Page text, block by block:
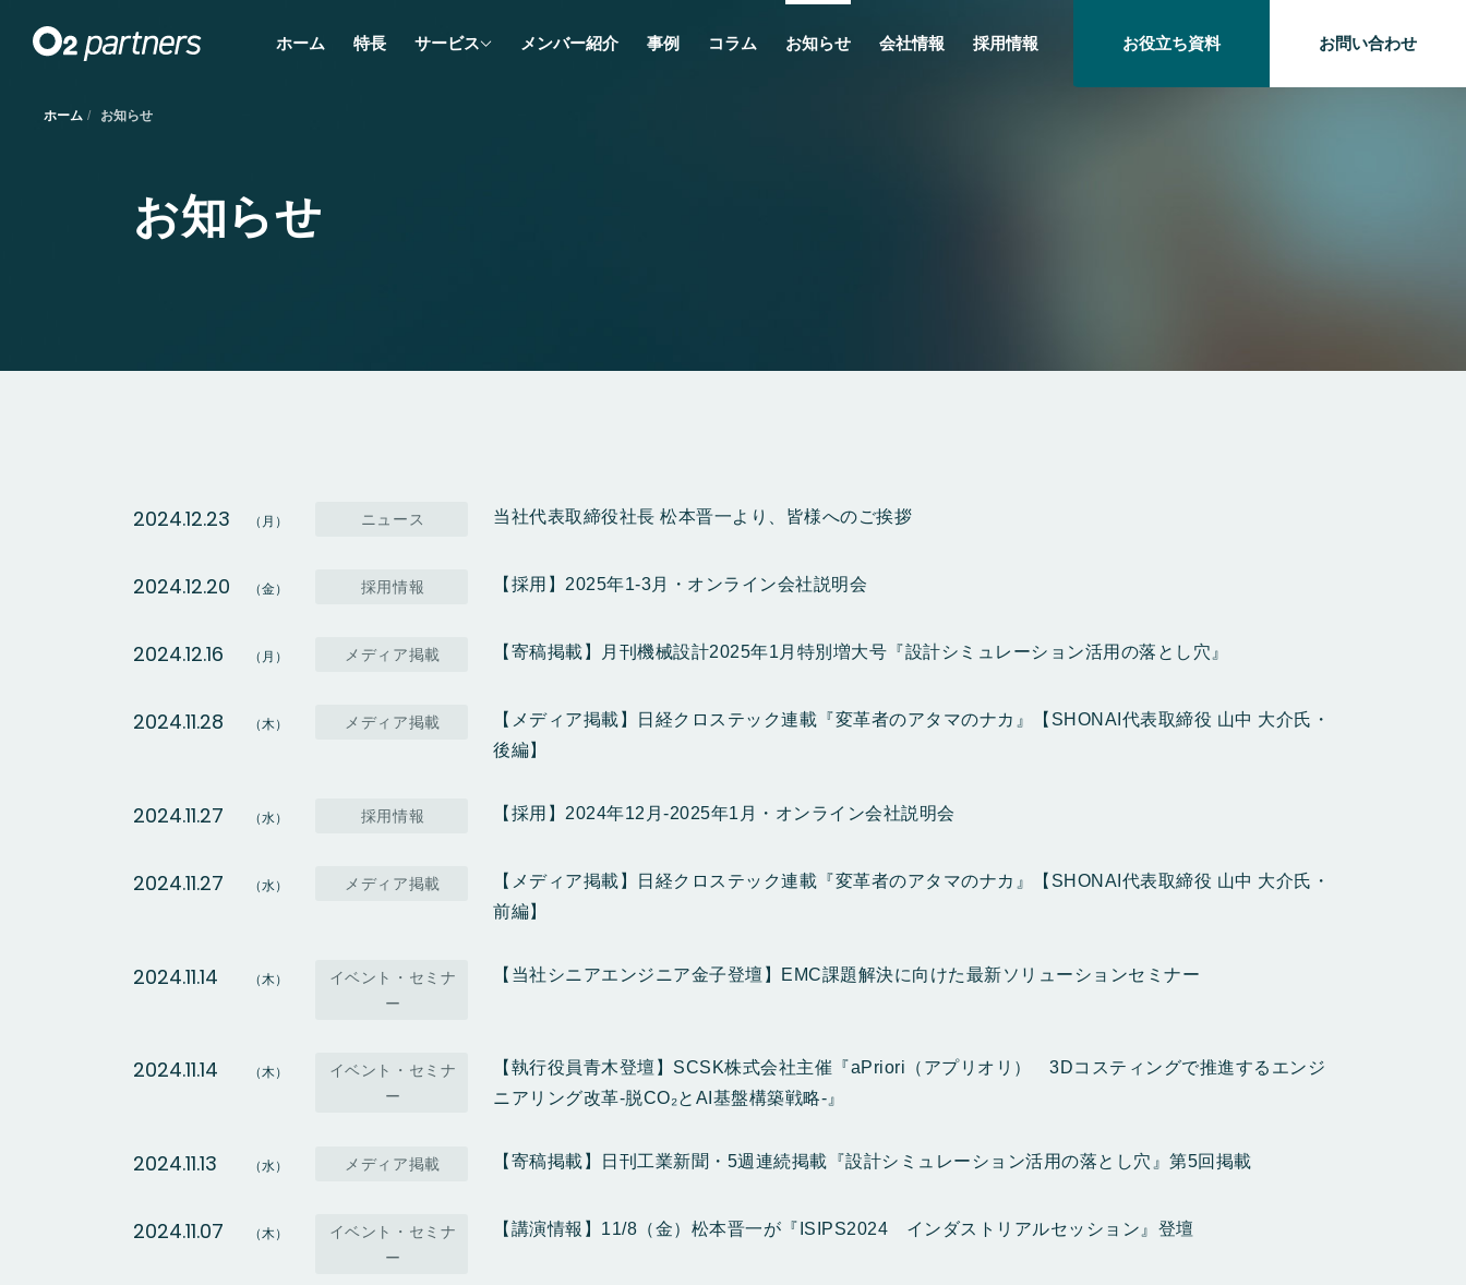
ホーム 特長 サービス メンバー紹介 事例 コラム お知らせ 会社情報 採用情報 お役立ち資料 お問い合わせ
ホーム お知らせ
お知らせ
2024.12.23 （月） ニュース 当社代表取締役社長 松本晋一より、皆様へのご挨拶
2024.12.20 （金） 採用情報 【採用】2025年1-3月・オンライン会社説明会
2024.12.16 （月） メディア掲載 【寄稿掲載】月刊機械設計2025年1月特別増大号『設計シミュレーション活用の落とし穴』
2024.11.28 （木） メディア掲載
【メディア掲載】日経クロステック連載『変革者のアタマのナカ』【SHONAI代表取締役 山中 大介氏・
後編】
2024.11.27 （水） 採用情報 【採用】2024年12月-2025年1月・オンライン会社説明会
2024.11.27 （水） メディア掲載
【メディア掲載】日経クロステック連載『変革者のアタマのナカ』【SHONAI代表取締役 山中 大介氏・
前編】
2024.11.14 （木）
イベント・セミナ
ー
【当社シニアエンジニア金子登壇】EMC課題解決に向けた最新ソリューションセミナー
2024.11.14 （木）
イベント・セミナ
ー
【執行役員青木登壇】SCSK株式会社主催『aPriori（アプリオリ） 3Dコスティングで推進するエンジ
ニアリング改革-脱CO₂とAI基盤構築戦略-』
2024.11.13 （水） メディア掲載 【寄稿掲載】日刊工業新聞・5週連続掲載『設計シミュレーション活用の落とし穴』第5回掲載
2024.11.07 （木）
イベント・セミナ
ー
【講演情報】11/8（金）松本晋一が『ISIPS2024 インダストリアルセッション』登壇